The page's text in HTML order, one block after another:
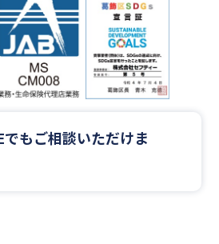
でもご相談いただけま